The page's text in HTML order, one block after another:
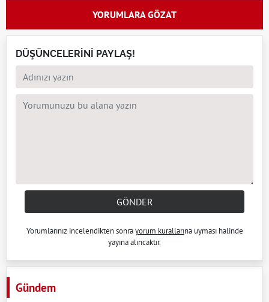
YORUMLARA GÖZAT
DÜŞÜNCELERİNİ PAYLAŞ!
GÖNDER
Yorumlarınız incelendikten sonrayorum kurallarına uyması halinde
yayına alıncaktır.
Gündem